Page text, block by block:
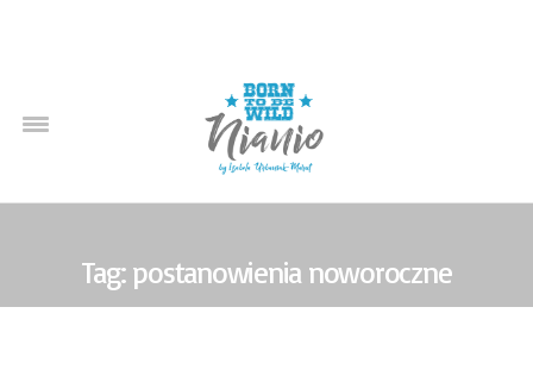
Tag: postanowienia noworoczne